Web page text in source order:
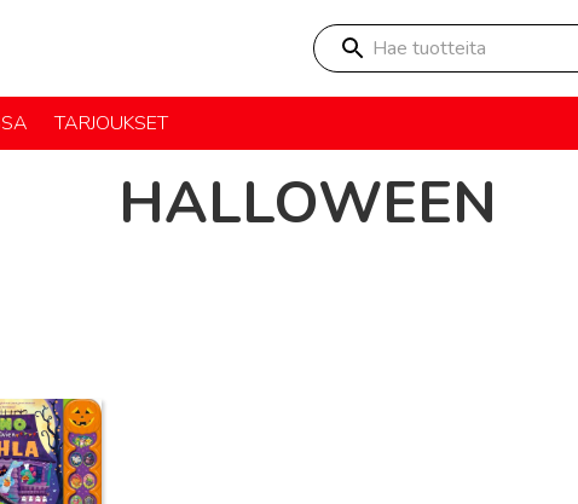
Hae tuotteita
TARJOUKSET
HALLOWEEN